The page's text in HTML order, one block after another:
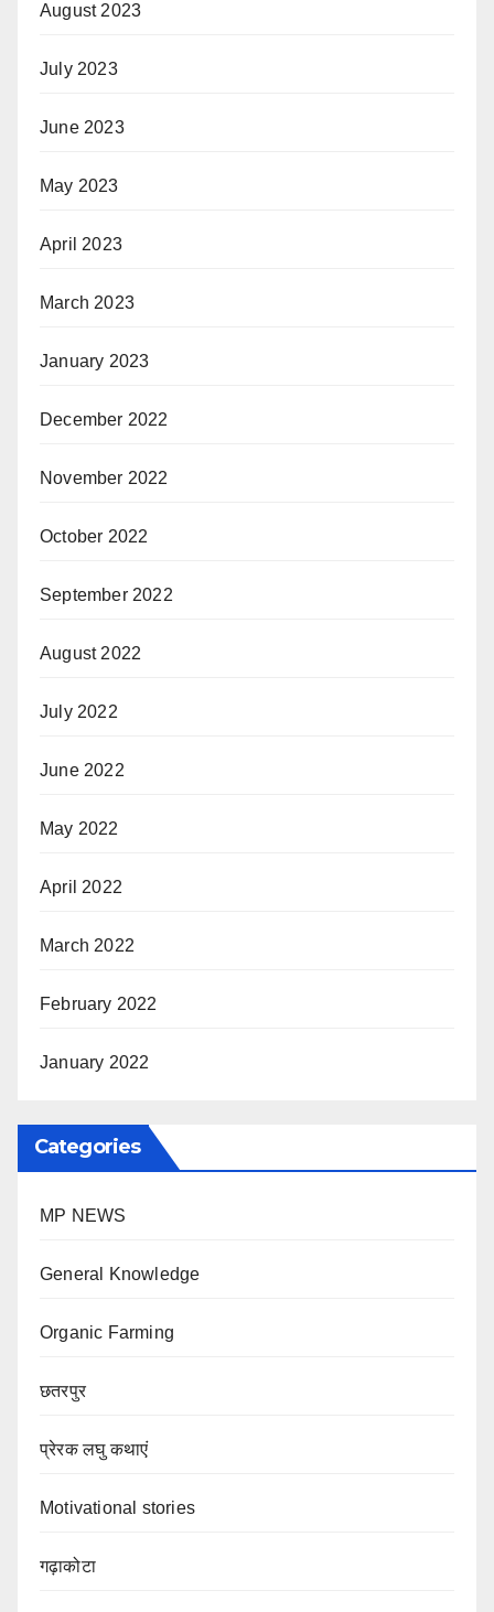
August 2023
July 2023
June 2023
May 2023
April 2023
March 2023
January 2023
December 2022
November 2022
October 2022
September 2022
August 2022
July 2022
June 2022
May 2022
April 2022
March 2022
February 2022
January 2022
Categories
MP NEWS
General Knowledge
Organic Farming
छतरपुर
प्रेरक लघु कथाएं
Motivational stories
गढ़ाकोटा